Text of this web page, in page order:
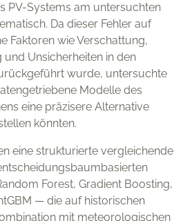
PV-Systems am untersuchten
Da dieser Fehler auf
Faktoren wie Verschattung,
Unsicherheiten in den
wurde, untersuchte
Modelle des
eine präzisere Alternative
könnten.
eine strukturierte vergleichende
Forest, Gradient Boosting,
— die auf historischen
mit meteorologischen